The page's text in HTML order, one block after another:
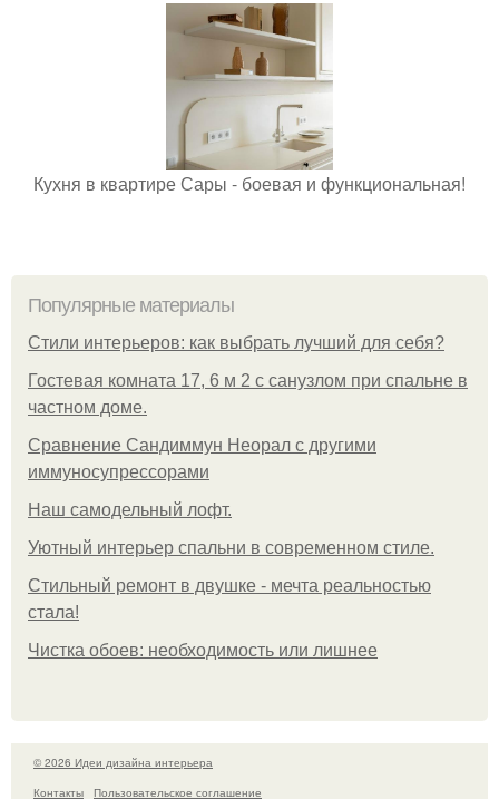
Кухня в квартире Сары - боевая и функциональная!
Популярные материалы
Стили интерьеров: как выбрать лучший для себя?
Гостевая комната 17, 6 м 2 с санузлом при спальне в
частном доме.
Сравнение Сандиммун Неорал с другими
иммуносупрессорами
Наш самодельный лофт.
Уютный интерьер спальни в современном стиле.
Стильный ремонт в двушке - мечта реальностью
стала!
Чистка обоев: необходимость или лишнее
© 2026 Идеи дизайна интерьера
Контакты
Пользовательское соглашение